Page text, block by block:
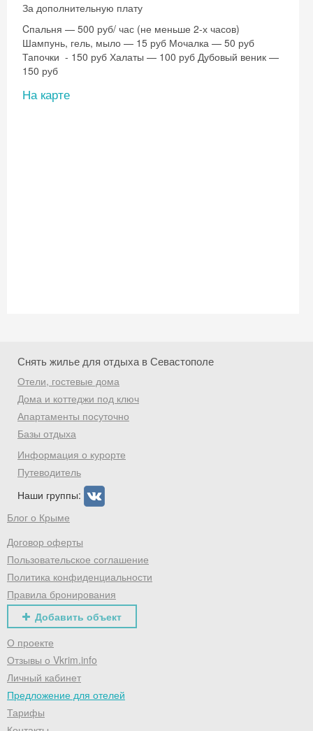
За дополнительную плату
Cпальня — 500 руб/ час (не меньше 2-х часов)
Шампунь, гель, мыло — 15 руб Мочалка — 50 руб
Тапочки - 150 руб Халаты — 100 руб Дубовый веник —
150 руб
На карте
Снять жилье для отдыха в Севастополе
Отели, гостевые дома
Дома и коттеджи под ключ
Апартаменты посуточно
Базы отдыха
Информация о курорте
Путеводитель
Наши группы:
Блог о Крыме
Договор оферты
Пользовательское соглашение
Политика конфиденциальности
Правила бронирования
Добавить объект
О проекте
Отзывы о Vkrim.info
Личный кабинет
Предложение для отелей
Тарифы